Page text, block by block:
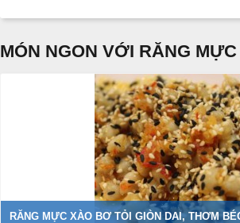
MÓN NGON VỚI RĂNG MỰC
RĂNG MỰC XÀO BƠ TỎI GIÒN DAI, THƠM